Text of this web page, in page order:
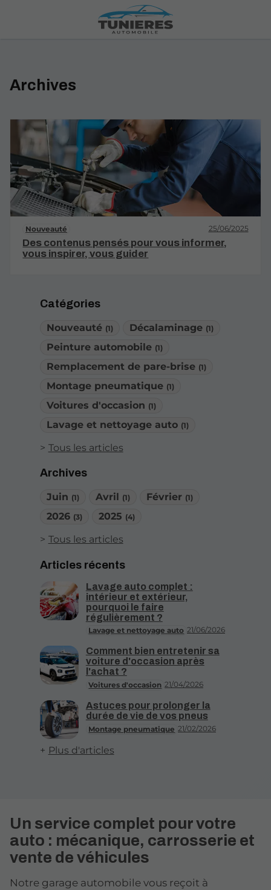
Catégories
Nouveauté (1) Décalaminage (1)
Peinture automobile (1)
Remplacement de pare-brise (1)
Montage pneumatique (1)
Voitures d'occasion (1)
Lavage et nettoyage auto (1)
Tous les articles
Archives
Juin (1) Avril (1) Février (1)
2026 (3) 2025 (4)
Tous les articles
Articles récents
Lavage et nettoyage auto 21/06/2026
Lavage auto complet :
intérieur et extérieur,
pourquoi le faire
régulièrement ?
Voitures d'occasion 21/04/2026
Comment bien entretenir sa
voiture d'occasion après
l'achat ?
Montage pneumatique 21/02/2026
Astuces pour prolonger la
durée de vie de vos pneus
Plus d'articles
Archives
Nouveauté 25/06/2025
Des contenus pensés pour vous informer,
vous inspirer, vous guider
Un service complet pour votre
auto : mécanique, carrosserie et
vente de véhicules
Notre garage automobile vous reçoit à